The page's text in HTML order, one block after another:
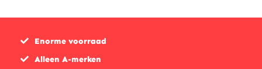
Enorme voorraad
Alleen A-merken